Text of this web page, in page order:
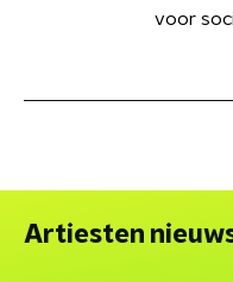
voor
Artiesten